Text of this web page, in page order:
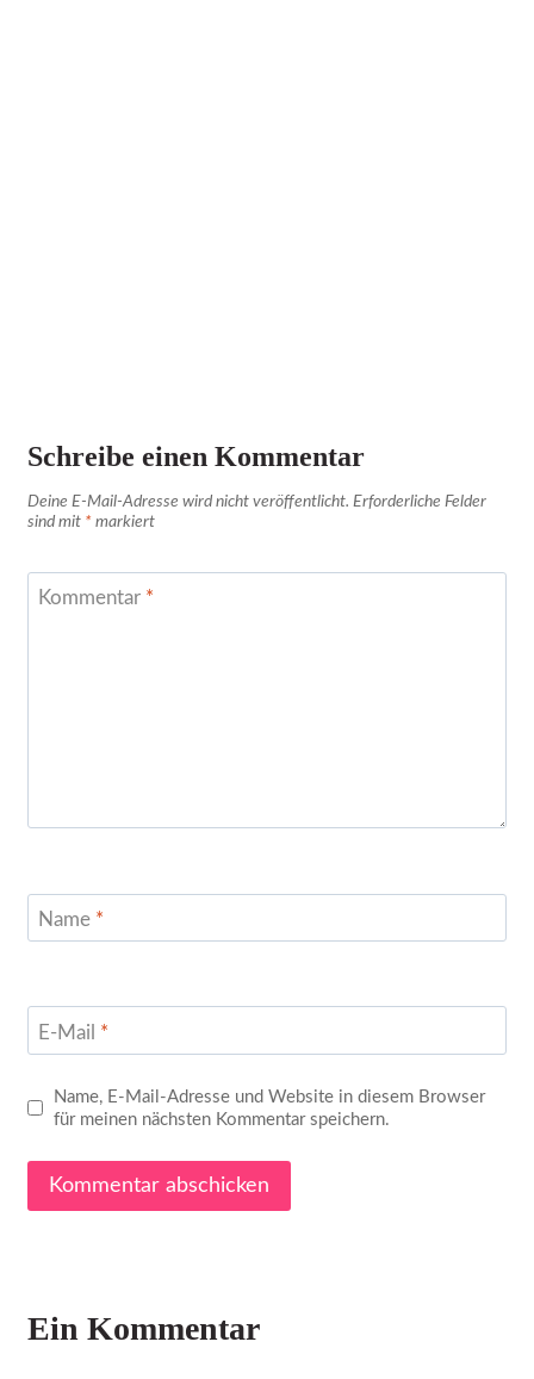
Schreibe einen Kommentar
Deine E-Mail-Adresse wird nicht veröffentlicht. Erforderliche Felder
sind mit * markiert
Kommentar *
Name *
E-Mail *
Name, E-Mail-Adresse und Website in diesem Browser
für meinen nächsten Kommentar speichern.
Ein Kommentar